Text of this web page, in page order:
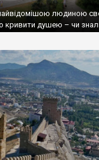
людиною
кривити душею – чи